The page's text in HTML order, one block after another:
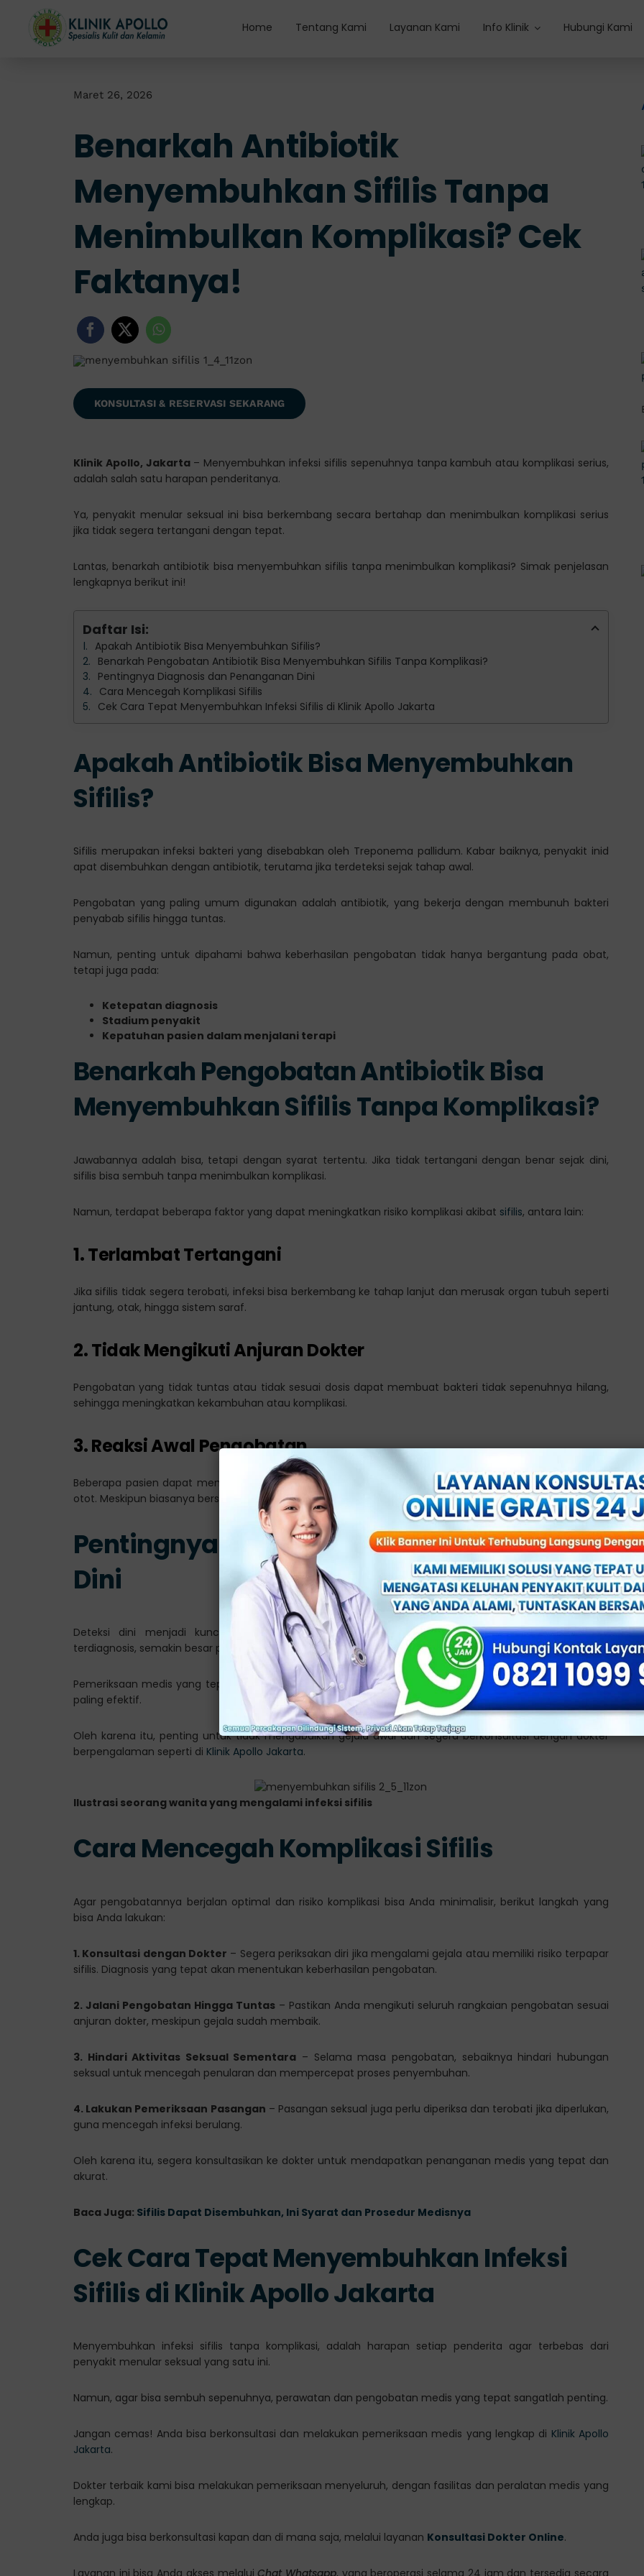
content
Home Tentang Kami Layanan Kami Info Klinik Hubungi Kami
Maret 26, 2026
Benarkah Antibiotik
Menyembuhkan Sifilis Tanpa
Menimbulkan Komplikasi? Cek
Faktanya!
KONSULTASI & RESERVASI SEKARANG
Klinik Apollo, Jakarta– Menyembuhkan infeksi sifilis sepenuhnya tanpa kambuh atau komplikasi serius,
adalah salah satu harapan penderitanya.
Ya, penyakit menular seksual ini bisa berkembang secara bertahap dan menimbulkan komplikasi serius
jika tidak segera tertangani dengan tepat.
Lantas, benarkah antibiotik bisa menyembuhkan sifilis tanpa menimbulkan komplikasi? Simak penjelasan
lengkapnya berikut ini!
Daftar Isi:
Apakah Antibiotik Bisa Menyembuhkan Sifilis?
Benarkah Pengobatan Antibiotik Bisa Menyembuhkan Sifilis Tanpa Komplikasi?
Pentingnya Diagnosis dan Penanganan Dini
Cara Mencegah Komplikasi Sifilis
Cek Cara Tepat Menyembuhkan Infeksi Sifilis di Klinik Apollo Jakarta
Apakah Antibiotik Bisa Menyembuhkan
Sifilis?
Sifilis merupakan infeksi bakteri yang disebabkan oleh Treponema pallidum. Kabar baiknya, penyakit inid
apat disembuhkan dengan antibiotik, terutama jika terdeteksi sejak tahap awal.
Pengobatan yang paling umum digunakan adalah antibiotik, yang bekerja dengan membunuh bakteri
penyabab sifilis hingga tuntas.
Namun, penting untuk dipahami bahwa keberhasilan pengobatan tidak hanya bergantung pada obat,
tetapi juga pada:
Ketepatan diagnosis
Stadium penyakit
Kepatuhan pasien dalam menjalani terapi
Benarkah Pengobatan Antibiotik Bisa
Menyembuhkan Sifilis Tanpa Komplikasi?
Jawabannya adalah bisa, tetapi dengan syarat tertentu. Jika tidak tertangani dengan benar sejak dini,
sifilis bisa sembuh tanpa menimbulkan komplikasi.
Namun, terdapat beberapa faktor yang dapat meningkatkan risiko komplikasi akibat sifilis, antara lain:
1. Terlambat Tertangani
Jika sifilis tidak segera terobati, infeksi bisa berkembang ke tahap lanjut dan merusak organ tubuh seperti
jantung, otak, hingga sistem saraf.
2. Tidak Mengikuti Anjuran Dokter
Pengobatan yang tidak tuntas atau tidak sesuai dosis dapat membuat bakteri tidak sepenuhnya hilang,
sehingga meningkatkan kekambuhan atau komplikasi.
3. Reaksi Awal Pengobatan
Beberapa pasien dapat mengalami reaksi awal setelah pemberian antibiotik, seperti demam atau nyeri
otot. Meskipun biasanya bersifat sementara, kondisi ini tetap perlu dipantau tenaga medis.
Pentingnya Diagnosis dan Penanganan
Dini
Deteksi dini menjadi kunci utama dalam mencegah komplikasi sifilis. Semakin cepat penyakit
terdiagnosis, semakin besar peluang untuk sembuh total tanpa efek jangka panjang.
Pemeriksaan medis yang tepat, juga membantu menentukan stadium sifilis dan jenis pengobatan yang
paling efektif.
Oleh karena itu, penting untuk tidak mengabaikan gejala awal dan segera berkonsultasi dengan dokter
berpengalaman seperti di Klinik Apollo Jakarta.
Ilustrasi seorang wanita yang mengalami infeksi sifilis
Cara Mencegah Komplikasi Sifilis
Agar pengobatannya berjalan optimal dan risiko komplikasi bisa Anda minimalisir, berikut langkah yang
bisa Anda lakukan:
1. Konsultasi dengan Dokter – Segera periksakan diri jika mengalami gejala atau memiliki risiko terpapar
sifilis. Diagnosis yang tepat akan menentukan keberhasilan pengobatan.
2. Jalani Pengobatan Hingga Tuntas– Pastikan Anda mengikuti seluruh rangkaian pengobatan sesuai
anjuran dokter, meskipun gejala sudah membaik.
3. Hindari Aktivitas Seksual Sementara – Selama masa pengobatan, sebaiknya hindari hubungan
seksual untuk mencegah penularan dan mempercepat proses penyembuhan.
4. Lakukan Pemeriksaan Pasangan – Pasangan seksual juga perlu diperiksa dan terobati jika diperlukan,
guna mencegah infeksi berulang.
Oleh karena itu, segera konsultasikan ke dokter untuk mendapatkan penanganan medis yang tepat dan
akurat.
Baca Juga: Sifilis Dapat Disembuhkan, Ini Syarat dan Prosedur Medisnya
Cek Cara Tepat Menyembuhkan Infeksi
Sifilis di Klinik Apollo Jakarta
Menyembuhkan infeksi sifilis tanpa komplikasi, adalah harapan setiap penderita agar terbebas dari
penyakit menular seksual yang satu ini.
Namun, agar bisa sembuh sepenuhnya, perawatan dan pengobatan medis yang tepat sangatlah penting.
Jangan cemas! Anda bisa berkonsultasi dan melakukan pemeriksaan medis yang lengkap di Klinik Apollo
Jakarta.
Dokter terbaik kami bisa melakukan pemeriksaan menyeluruh, dengan fasilitas dan peralatan medis yang
lengkap.
Anda juga bisa berkonsultasi kapan dan di mana saja, melalui layanan Konsultasi Dokter Online.